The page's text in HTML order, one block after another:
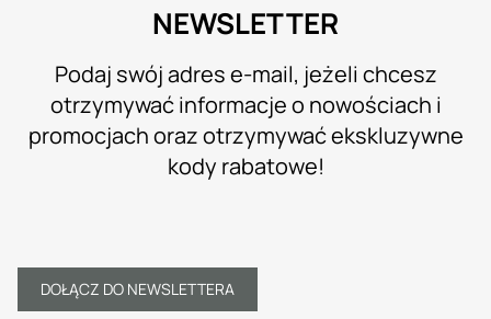
NEWSLETTER
Podaj swój adres e-mail, jeżeli chcesz
otrzymywać informacje o nowościach i
promocjach oraz otrzymywać ekskluzywne
kody rabatowe!
DOŁĄCZ DO NEWSLETTERA